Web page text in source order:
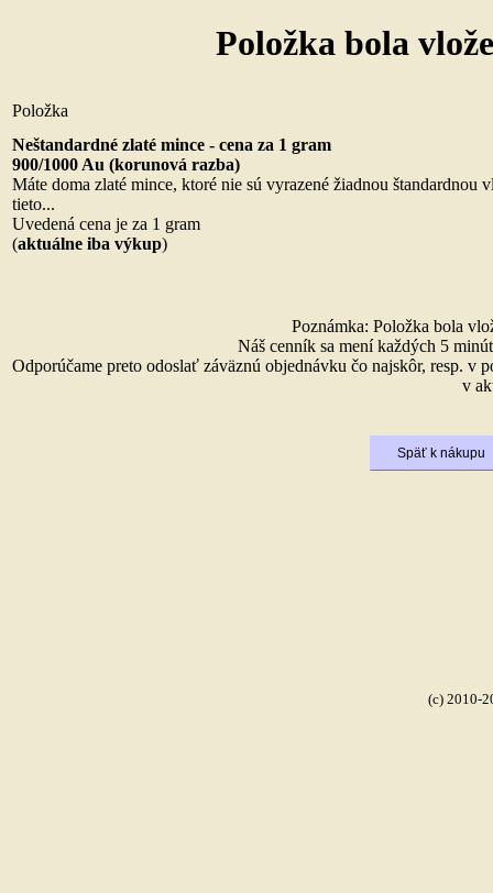
Položka bola
Položka
Neštandardné zlaté mince - cena za 1 gram
900/1000 Au (korunová razba)
Máte doma zlaté mince, ktoré nie sú vyrazené žiadnou štandardnou
tieto...
Uvedená cena je za 1 gram
(aktuálne iba výkup)
Poznámka: Položka bola
Náš cenník sa mení každých 5
Odporúčame preto odoslať záväznú objednávku čo najskôr, resp. v
v
(c) 2010-